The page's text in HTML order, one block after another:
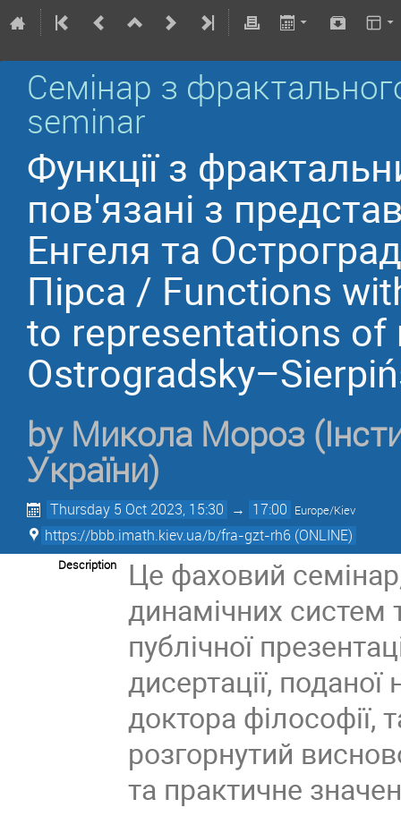
Семінар з
seminar
Функції з
пов'язані з
Енгеля та
Пірса / Functions
to representations of
by Микола Мороз
України)
Thursday 5 Oct 2023, 15:30 → 17:00 Europe/Kiev
https://bbb.imath.kiev.ua/b/fra-gzt-rh6 (ONLINE)
Description
Це фаховий
динамічних систем
публічної
дисертації,
доктора філософії,
розгорнутий
та практичне